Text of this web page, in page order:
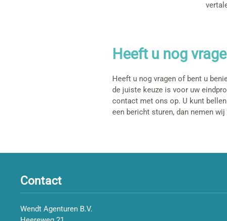
Heeft u nog
Heeft u nog vragen of bent u
de juiste keuze is voor uw
contact met ons op. U kunt
een bericht sturen, dan nemen
Contact
Wendt Agenturen B.V.